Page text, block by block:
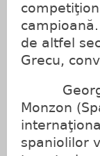
de altfel
Grecu,
George
Monzon
spaniolilor